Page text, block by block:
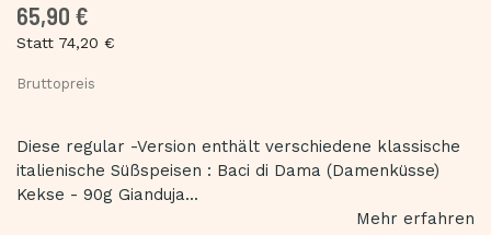
65,90 €
Statt 74,20 €
Bruttopreis
Diese regular -Version enthält verschiedene klassische
italienische Süßspeisen : Baci di Dama (Damenküsse)
Kekse - 90g Gianduja...
Mehr erfahren